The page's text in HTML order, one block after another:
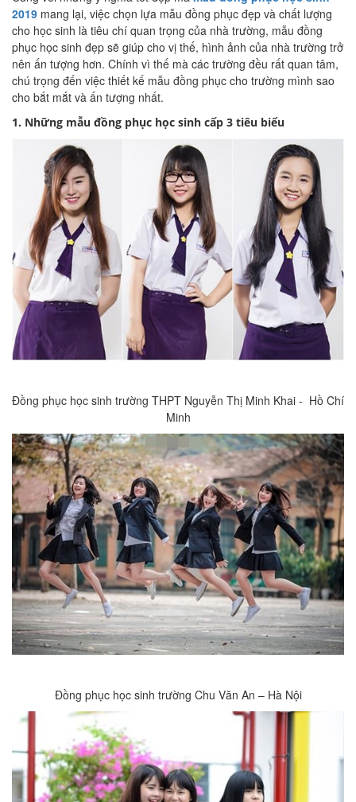
2019 mang lại, việc chọn lựa mẫu đồng phục đẹp và chất lượng
cho học sinh là tiêu chí quan trọng của nhà trường, mẫu đồng
phục học sinh đẹp sẽ giúp cho vị thế, hình ảnh của nhà trường trở
nên ấn tượng hơn. Chính vì thế mà các trường đều rất quan tâm,
chú trọng đến việc thiết kế mẫu đồng phục cho trường mình sao
cho bắt mắt và ấn tượng nhất.
1. Những mẫu đồng phục học sinh cấp 3 tiêu biểu
Đồng phục học sinh trường THPT Nguyễn Thị Minh Khai - Hồ Chí
Minh
Đồng phục học sinh trường Chu Văn An – Hà Nội